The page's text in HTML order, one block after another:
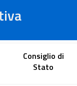
Consiglio di
Stato